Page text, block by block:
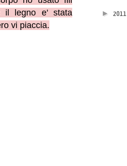
il legno e' stata
vi piaccia.
► 2011